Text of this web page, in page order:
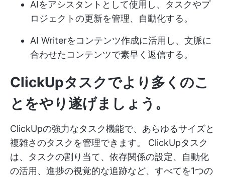
AIをアシスタントとして使用し、タスクやプ
ロジェクトの更新を管理、自動化する。
AI Writerをコンテンツ作成に活用し、文脈に
合わせたコンテンツで素早く返信する。
ClickUpタスクでより多くのこ
とをやり遂げましょう。
ClickUpの強力なタスク機能で、あらゆるサイズと
複雑さのタスクを管理できます。 ClickUpタスク
は、タスクの割り当て、依存関係の設定、自動化
の活用、進捗の視覚的な追跡など、すべてを1つの